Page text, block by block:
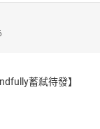
蓄弒待發】